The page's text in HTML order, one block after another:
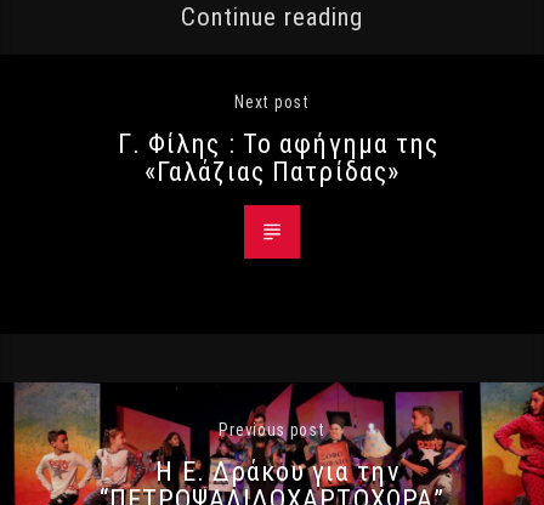
Continue reading
Next post
Γ. Φίλης : Το αφήγημα της
«Γαλάζιας Πατρίδας»
Previous post
Η Ε. Δράκου για την